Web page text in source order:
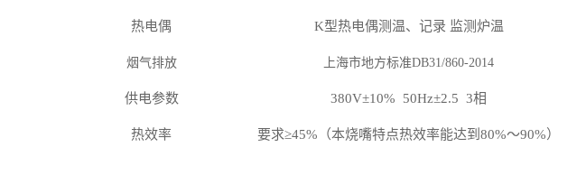
热电偶 K型热电偶测温、记录 监测炉温
烟气排放 上海市地方标准DB31/860-2014
供电参数 380V±10% 50Hz±2.5 3相
热效率 要求≥45%（本烧嘴特点热效率能达到 80%～90%）